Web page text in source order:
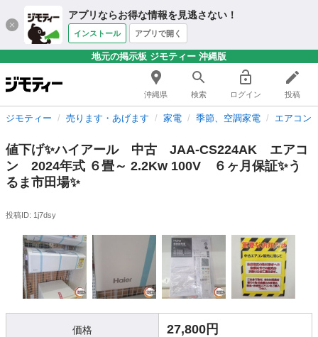
アプリならお得な情報を見逃さない！
インストール アプリで開く
地元の掲示板 ジモティー 沖縄版
沖縄県 検索 ログイン 投稿
ジモティー 売ります・あげます 家電 季節、空調家電 エアコン
値下げ✨ハイアール 中古 JAA-CS224AK エアコ
ン 2024年式 ６畳～ 2.2Kw 100V ６ヶ月保証✨う
るま市田場✨
投稿ID: 1j7dsy
価格 27,800円